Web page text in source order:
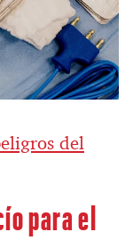
del
para el